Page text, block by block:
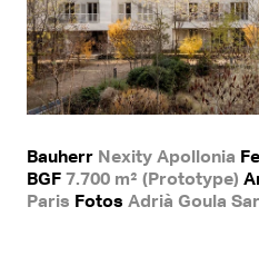
Bauherr Nexity Apollonia
BGF 7.700 m² (Prototype)
Paris Fotos Adrià Goula